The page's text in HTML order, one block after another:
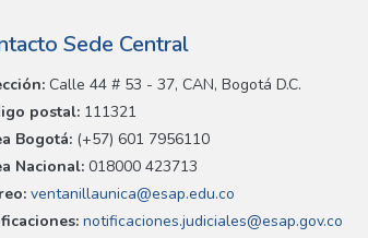
Sede Central
Calle 44 # 53 - 37, CAN, Bogotá D.C.
postal: 111321
Bogotá: (+57) 601 7956110
Nacional: 018000 423713
ventanillaunica@esap.edu.co
notificaciones.judiciales@esap.gov.co